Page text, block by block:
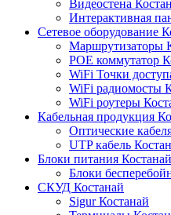
Видеостена
Интерактивная
Сетевое оборудование
Маршрутизаторы
POE коммутатор
WiFi Точки
WiFi радиомосты
WiFi роутеры
Кабельная продукция
Оптические
UTP кабель
Блоки питания Костанай
Блоки
СКУД Костанай
Sigur Костанай